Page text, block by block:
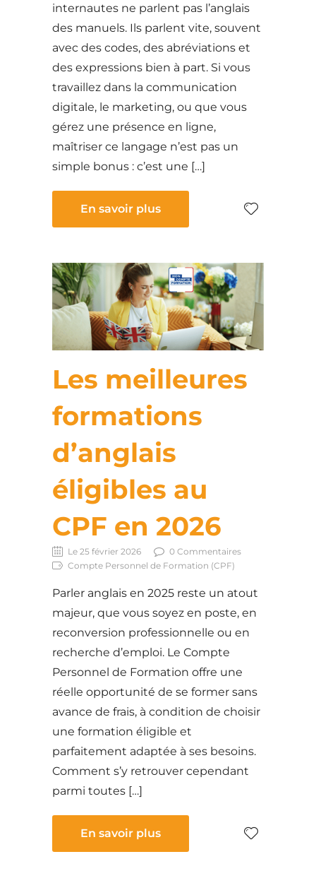
internautes ne parlent pas l’anglais
des manuels. Ils parlent vite, souvent
avec des codes, des abréviations et
des expressions bien à part. Si vous
travaillez dans la communication
digitale, le marketing, ou que vous
gérez une présence en ligne,
maîtriser ce langage n’est pas un
simple bonus : c’est une […]
En savoir plus
Les meilleures
formations
d’anglais
éligibles au
CPF en 2026
Le 25 février 2026
0 Commentaires
Compte Personnel de Formation (CPF)
Parler anglais en 2025 reste un atout
majeur, que vous soyez en poste, en
reconversion professionnelle ou en
recherche d’emploi. Le Compte
Personnel de Formation offre une
réelle opportunité de se former sans
avance de frais, à condition de choisir
une formation éligible et
parfaitement adaptée à ses besoins.
Comment s’y retrouver cependant
parmi toutes […]
En savoir plus